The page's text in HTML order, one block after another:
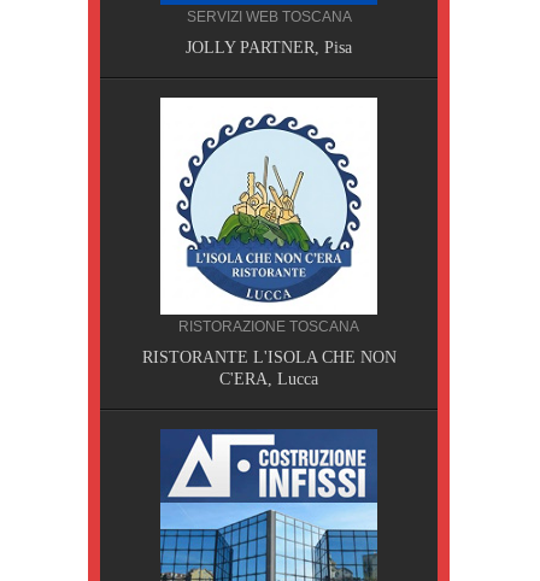
SERVIZI WEB TOSCANA
JOLLY PARTNER, Pisa
RISTORAZIONE TOSCANA
RISTORANTE L'ISOLA CHE NON
C'ERA, Lucca